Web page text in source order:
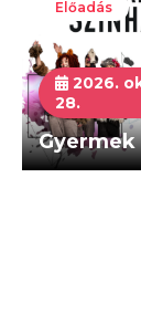
Előadás
2026.
28.